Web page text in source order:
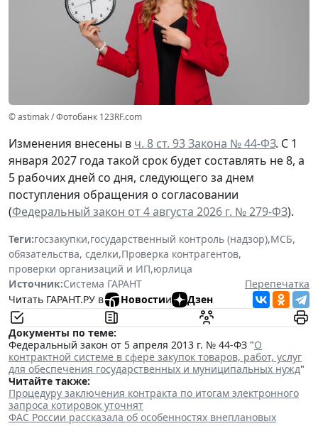
© astimak / Фотобанк 123RF.com
Изменения внесены в ч. 8 ст. 93 Закона № 44-ФЗ. С 1
января 2027 года такой срок будет составлять не 8, а
5 рабочих дней со дня, следующего за днем
поступления обращения о согласовании
(Федеральный закон от 4 августа 2026 г. № 279-ФЗ).
Теги:госзакупки,государственный контроль (надзор),МСБ,
обязательства, сделки,Проверка контрагентов,
проверки организаций и ИП,юрлица
Источник:Система ГАРАНТ
Перепечатка
Читать ГАРАНТ.РУ в
Новостии Дзен
Документы по теме:
Федеральный закон от 5 апреля 2013 г. № 44-ФЗ "О
контрактной системе в сфере закупок товаров, работ, услуг
для обеспечения государственных и муниципальных нужд"
Читайте также:
Процедуру заключения контракта по итогам электронного
запроса котировок уточнят
ФАС России рассказала об особенностях внеплановых